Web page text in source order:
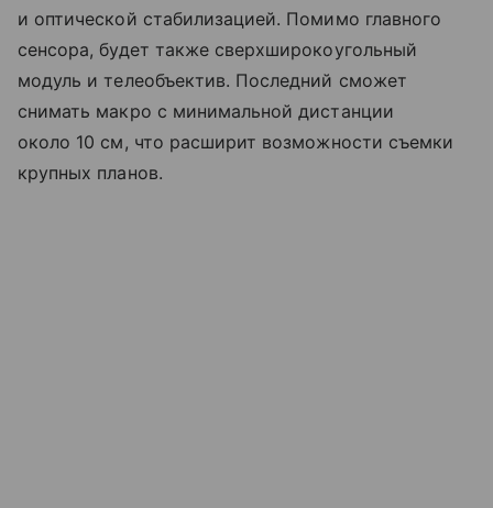
и оптической стабилизацией. Помимо главного
сенсора, будет также сверхширокоугольный
модуль и телеобъектив. Последний сможет
снимать макро с минимальной дистанции
около 10 см, что расширит возможности съемки
крупных планов.